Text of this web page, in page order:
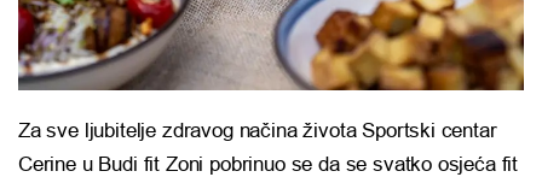
Za sve ljubitelje zdravog načina života Sportski centar
Cerine u Budi fit Zoni pobrinuo se da se svatko osjeća fit